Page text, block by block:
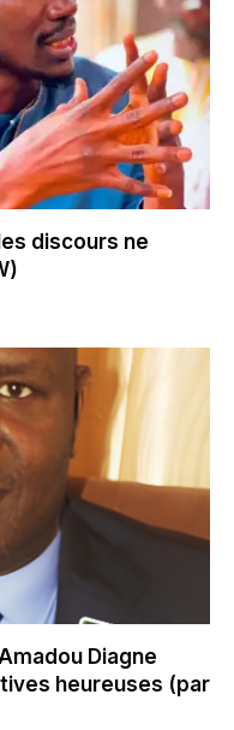
discours ne
Diagne
heureuses (par